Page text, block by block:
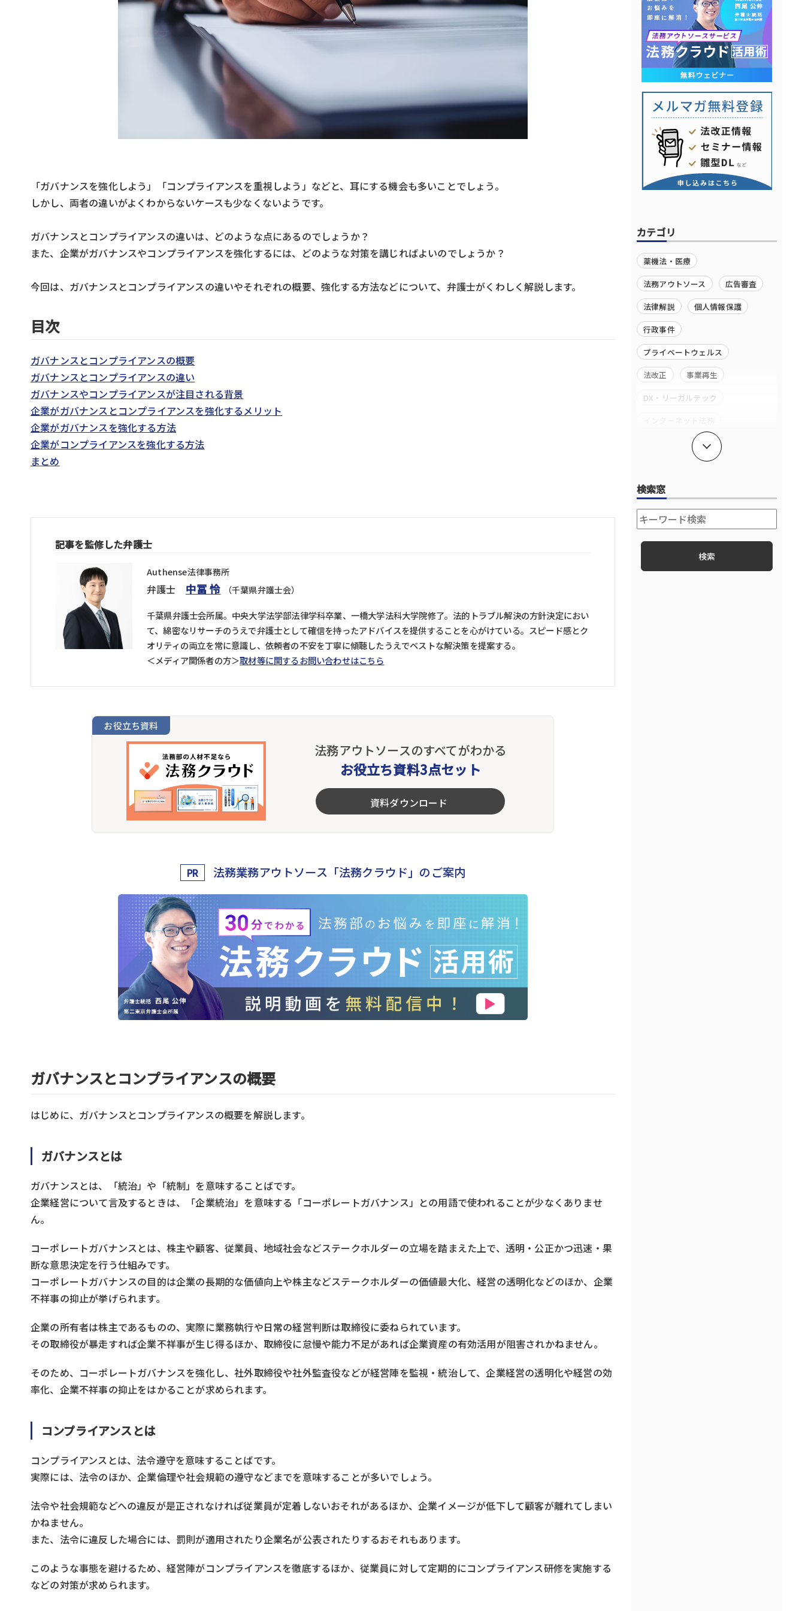
「ガバナンスを強化しよう」「コンプライアンスを重視しよう」などと、耳にする機会も多いことでしょう。
しかし、両者の違いがよくわからないケースも少なくないようです。
ガバナンスとコンプライアンスの違いは、どのような点にあるのでしょうか？
また、企業がガバナンスやコンプライアンスを強化するには、どのような対策を講じればよいのでしょうか？
今回は、ガバナンスとコンプライアンスの違いやそれぞれの概要、強化する方法などについて、弁護士がくわしく解説します。
目次
ガバナンスとコンプライアンスの概要
ガバナンスとコンプライアンスの違い
ガバナンスやコンプライアンスが注目される背景
企業がガバナンスとコンプライアンスを強化するメリット
企業がガバナンスを強化する方法
企業がコンプライアンスを強化する方法
まとめ
記事を監修した弁護士
Authense法律事務所
弁護士 中冨 怜 （千葉県弁護士会）
千葉県弁護士会所属。中央大学法学部法律学科卒業、一橋大学法科大学院修了。法的トラブル解決の方針決定におい
て、綿密なリサーチのうえで弁護士として確信を持ったアドバイスを提供することを心がけている。スピード感とク
オリティの両立を常に意識し、依頼者の不安を丁寧に傾聴したうえでベストな解決策を提案する。
＜メディア関係者の方＞取材等に関するお問い合わせはこちら
お役立ち資料
法務アウトソースのすべてがわかる
お役立ち資料3点セット
資料ダウンロード
PR 法務業務アウトソース「法務クラウド」のご案内
ガバナンスとコンプライアンスの概要
はじめに、ガバナンスとコンプライアンスの概要を解説します。
ガバナンスとは
ガバナンスとは、「統治」や「統制」を意味することばです。
企業経営について言及するときは、「企業統治」を意味する「コーポレートガバナンス」との用語で使われることが少なくありませ
ん。
コーポレートガバナンスとは、株主や顧客、従業員、地域社会などステークホルダーの立場を踏まえた上で、透明・公正かつ迅速・果
断な意思決定を行う仕組みです。
コーポレートガバナンスの目的は企業の長期的な価値向上や株主などステークホルダーの価値最大化、経営の透明化などのほか、企業
不祥事の抑止が挙げられます。
企業の所有者は株主であるものの、実際に業務執行や日常の経営判断は取締役に委ねられています。
その取締役が暴走すれば企業不祥事が生じ得るほか、取締役に怠慢や能力不足があれば企業資産の有効活用が阻害されかねません。
そのため、コーポレートガバナンスを強化し、社外取締役や社外監査役などが経営陣を監視・統治して、企業経営の透明化や経営の効
率化、企業不祥事の抑止をはかることが求められます。
コンプライアンスとは
コンプライアンスとは、法令遵守を意味することばです。
実際には、法令のほか、企業倫理や社会規範の遵守などまでを意味することが多いでしょう。
法令や社会規範などへの違反が是正されなければ従業員が定着しないおそれがあるほか、企業イメージが低下して顧客が離れてしまい
かねません。
また、法令に違反した場合には、罰則が適用されたり企業名が公表されたりするおそれもあります。
このような事態を避けるため、経営陣がコンプライアンスを徹底するほか、従業員に対して定期的にコンプライアンス研修を実施する
などの対策が求められます。
カテゴリ
薬機法・医療
法務アウトソース
広告審査
法律解説
個人情報保護
行政事件
プライベートウェルス
法改正
事業再生
DX・リーガルテック
独禁法・競争法
コーポレート・コーポレートガバ
ナンス
エンターテイメント・スポーツ法
務
知財・特許
検索窓